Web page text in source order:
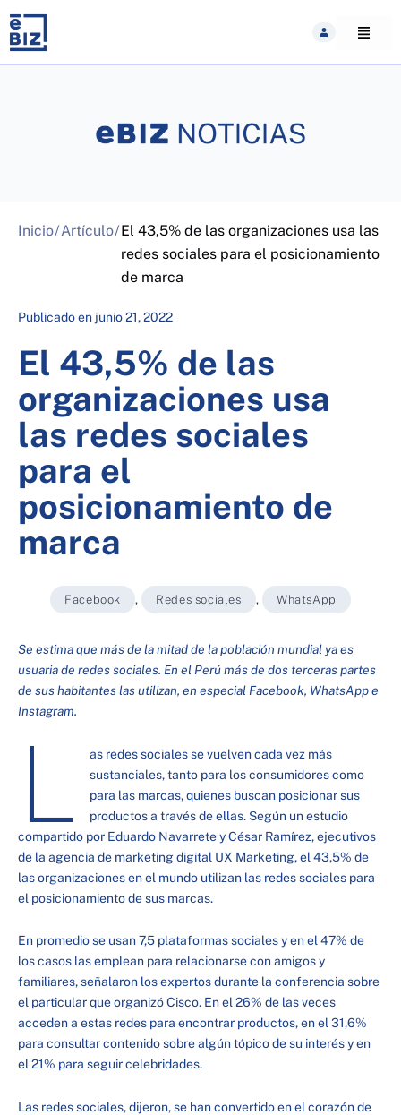
content
Inicio/Artículo/El 43,5% de las organizaciones usa las
redes sociales para el posicionamiento
de marca
Publicado en junio 21, 2022
El 43,5% de las
organizaciones usa
las redes sociales
para el
posicionamiento de
marca
Facebook , Redes sociales , WhatsApp
Se estima que más de la mitad de la población mundial ya es
usuaria de redes sociales. En el Perú más de dos terceras partes
de sus habitantes las utilizan, en especial Facebook, WhatsApp e
Instagram.
L
as redes sociales se vuelven cada vez más
sustanciales, tanto para los consumidores como
para las marcas, quienes buscan posicionar sus
productos a través de ellas. Según un estudio
compartido por Eduardo Navarrete y César Ramírez, ejecutivos
de la agencia de marketing digital UX Marketing, el 43,5% de
las organizaciones en el mundo utilizan las redes sociales para
el posicionamiento de sus marcas.
En promedio se usan 7,5 plataformas sociales y en el 47% de
los casos las emplean para relacionarse con amigos y
familiares, señalaron los expertos durante la conferencia sobre
el particular que organizó Cisco. En el 26% de las veces
acceden a estas redes para encontrar productos, en el 31,6%
para consultar contenido sobre algún tópico de su interés y en
el 21% para seguir celebridades.
Las redes sociales, dijeron, se han convertido en el corazón de